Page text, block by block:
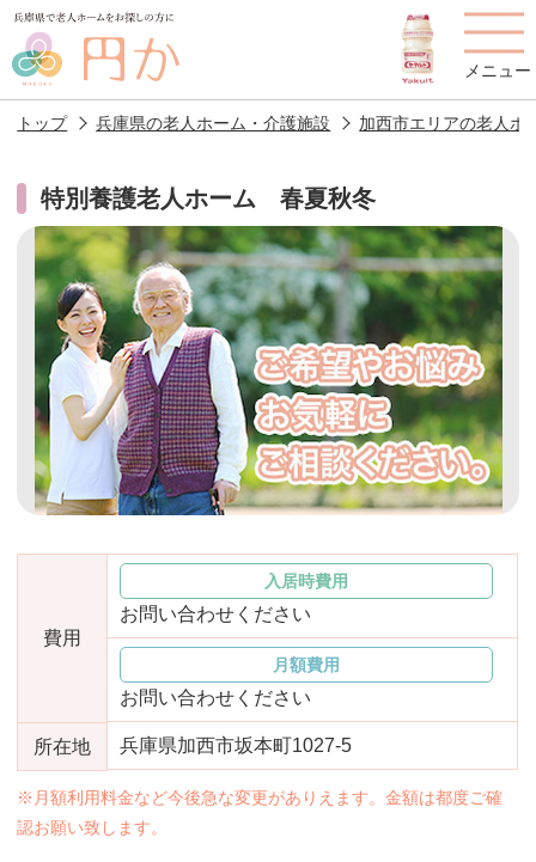
メニュー
老人ホームを
探す
円かについて 費用について
施設選びのポイント 施設をお探しの方へ
老人ホームの種類 よくあるご質問
スタッフ紹介 アクセス
相談者様の声 お役立ち情報
おすすめ施設特集 施設関係者の方へ
トップ 兵庫県の老人ホーム・介護施設 加西市エリアの老人ホ
特別養護老人ホーム 春夏秋冬
費用
入居時費用
お問い合わせください
月額費用
お問い合わせください
所在地 兵庫県加西市坂本町1027-5
※月額利用料金など今後急な変更がありえます。金額は都度ご確
認お願い致します。